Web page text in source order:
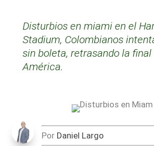
Disturbios en miami en el
Stadium, Colombianos
sin boleta, retrasando la final
América.
Por Daniel Largo